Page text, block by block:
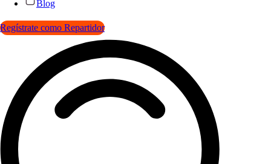
Blog
Regístrate como Repartidor